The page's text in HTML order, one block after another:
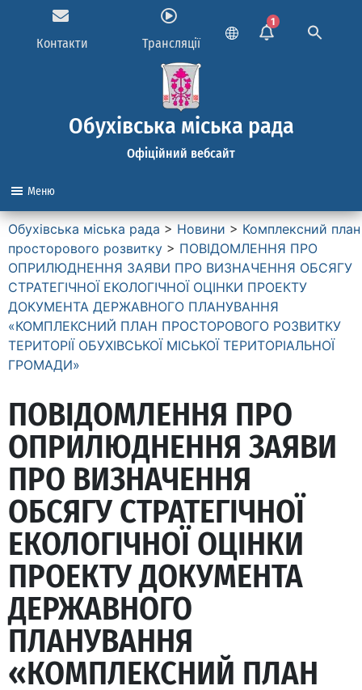
Контакти Трансляції
1
Обухівська міська рада
Офіційний вебсайт
Меню
Обухівська міська рада > Новини > Комплексний план
просторового розвитку > ПОВІДОМЛЕННЯ ПРО
ОПРИЛЮДНЕННЯ ЗАЯВИ ПРО ВИЗНАЧЕННЯ ОБСЯГУ
СТРАТЕГІЧНОЇ ЕКОЛОГІЧНОЇ ОЦІНКИ ПРОЕКТУ
ДОКУМЕНТА ДЕРЖАВНОГО ПЛАНУВАННЯ
«КОМПЛЕКСНИЙ ПЛАН ПРОСТОРОВОГО РОЗВИТКУ
ТЕРИТОРІЇ ОБУХІВСЬКОЇ МІСЬКОЇ ТЕРИТОРІАЛЬНОЇ
ГРОМАДИ»
ПОВІДОМЛЕННЯ ПРО
ОПРИЛЮДНЕННЯ ЗАЯВИ
ПРО ВИЗНАЧЕННЯ
ОБСЯГУ СТРАТЕГІЧНОЇ
ЕКОЛОГІЧНОЇ ОЦІНКИ
ПРОЕКТУ ДОКУМЕНТА
ДЕРЖАВНОГО
ПЛАНУВАННЯ
«КОМПЛЕКСНИЙ ПЛАН